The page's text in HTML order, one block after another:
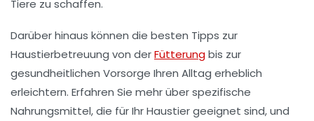
Tiere zu schaffen.
Darüber hinaus können die besten Tipps zur
Haustierbetreuung von derFütterungbis zur
gesundheitlichen Vorsorge Ihren Alltag erheblich
erleichtern. Erfahren Sie mehr über spezifische
Nahrungsmittel, die für Ihr Haustier geeignet sind, und